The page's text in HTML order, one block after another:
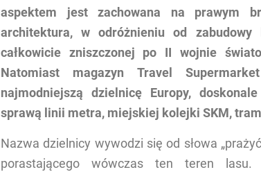
aspektem jest zachowana na prawym
architektura, w odróżnieniu od zabudowy
całkowicie zniszczonej po II wojnie
Natomiast magazyn Travel
najmodniejszą dzielnicę Europy,
sprawą linii metra, miejskiej kolejki SKM,
Nazwa dzielnicy wywodzi się od słowa
porastającego wówczas ten teren